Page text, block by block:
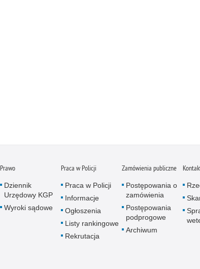
Prawo
Dziennik
Urzędowy KGP
Wyroki sądowe
Praca w Policji
Praca w Policji
Informacje
Ogłoszenia
Listy rankingowe
Rekrutacja
Zamówienia publiczne
Postępowania o
zamówienia
Postępowania
podprogowe
Archiwum